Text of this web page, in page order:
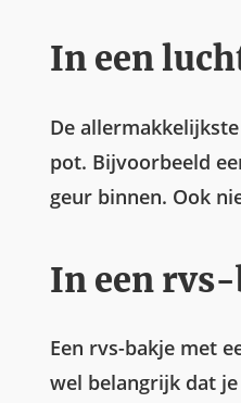
In een
De
pot. Bijvoorbeeld
geur binnen. Ook
In een
Een rvs-bakje met
wel belangrijk dat